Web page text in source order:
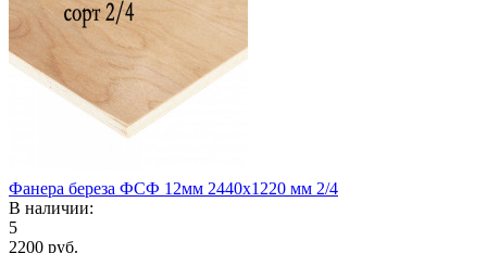
Фанера береза ФСФ 12мм 2440x1220 мм 2/4
В наличии:
5
2200 руб.